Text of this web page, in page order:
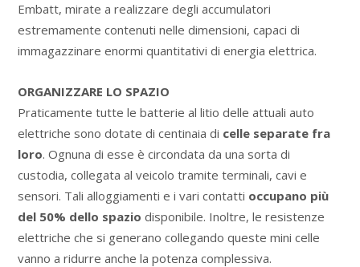
Embatt, mirate a realizzare degli accumulatori
estremamente contenuti nelle dimensioni, capaci di
immagazzinare enormi quantitativi di energia elettrica.
ORGANIZZARE LO SPAZIO
Praticamente tutte le batterie al litio delle attuali auto
elettriche sono dotate di centinaia di celle separate fra
loro. Ognuna di esse è circondata da una sorta di
custodia, collegata al veicolo tramite terminali, cavi e
sensori. Tali alloggiamenti e i vari contatti occupano più
del 50% dello spazio disponibile. Inoltre, le resistenze
elettriche che si generano collegando queste mini celle
vanno a ridurre anche la potenza complessiva.